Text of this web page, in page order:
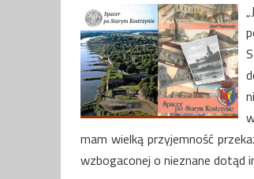
mam wielką przyjemność
wzbogaconej o nieznane dotąd